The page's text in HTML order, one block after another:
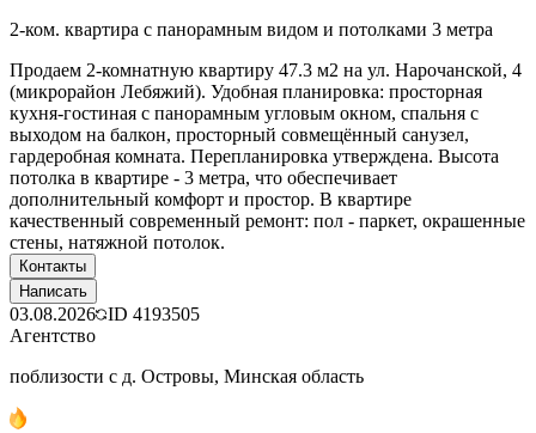
2-ком. квартира с панорамным видом и потолками 3 метра
Продаем 2-комнатную квартиру 47.3 м2 на ул. Нарочанской, 4
(микрорайон Лебяжий). Удобная планировка: просторная
кухня-гостиная с панорамным угловым окном, спальня с
выходом на балкон, просторный совмещённый санузел,
гардеробная комната. Перепланировка утверждена. Высота
потолка в квартире - 3 метра, что обеспечивает
дополнительный комфорт и простор. В квартире
качественный современный ремонт: пол - паркет, окрашенные
стены, натяжной потолок.
Контакты
Написать
03.08.2026 ID 4193505
Агентство
поблизости с д. Островы, Минская область